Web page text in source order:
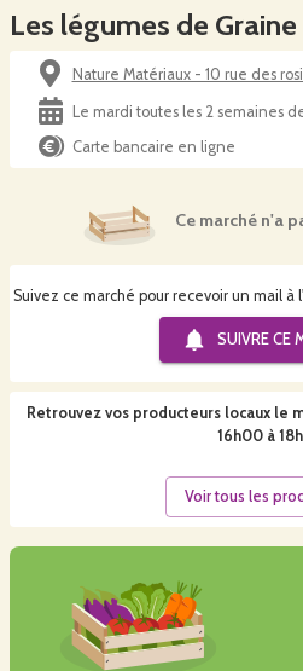
Nature Matériaux - 10 rue des
Le mardi toutes les 2 semaines
Carte bancaire en ligne
Ce marché n'a
Suivez ce marché pour recevoir un mail
SUIVRE CE
Retrouvez vos producteurs locaux le
16h00 à
Voir tous les